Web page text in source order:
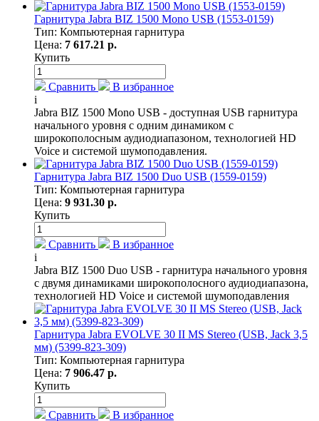
Гарнитура Jabra BIZ 1500 Mono USB (1553-0159)
Тип: Компьютерная гарнитура
Цена: 7 617.21 р.
Купить
Сравнить
В избранное
i
Jabra BIZ 1500 Mono USB - доступная USB гарнитура
начального уровня с одним динамиком с
широкополосным аудиодиапазоном, технологией HD
Voice и системой шумоподавления.
Гарнитура Jabra BIZ 1500 Duo USB (1559-0159)
Тип: Компьютерная гарнитура
Цена: 9 931.30 р.
Купить
Сравнить
В избранное
i
Jabra BIZ 1500 Duo USB - гарнитура начального уровня
с двумя динамиками широкополосного аудиодиапазона,
технологией HD Voice и системой шумоподавления
Гарнитура Jabra EVOLVE 30 II MS Stereo (USB, Jack 3,5
мм) (5399-823-309)
Тип: Компьютерная гарнитура
Цена: 7 906.47 р.
Купить
Сравнить В избранное